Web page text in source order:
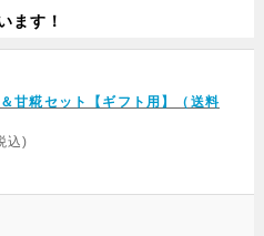
ます！
甘糀セット【ギフト用】（送料
込)